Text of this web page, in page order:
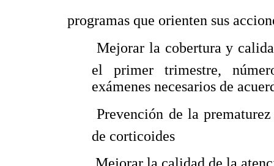
programas que orienten sus
 Mejorar la cobertura y
el primer trimestre,
exámenes necesarios de
 Prevención de la
de corticoides